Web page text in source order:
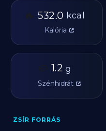
🔥 532.0 kcal
Kalória
🥔 1.2 g
Szénhidrát
ZSÍR FORRÁS